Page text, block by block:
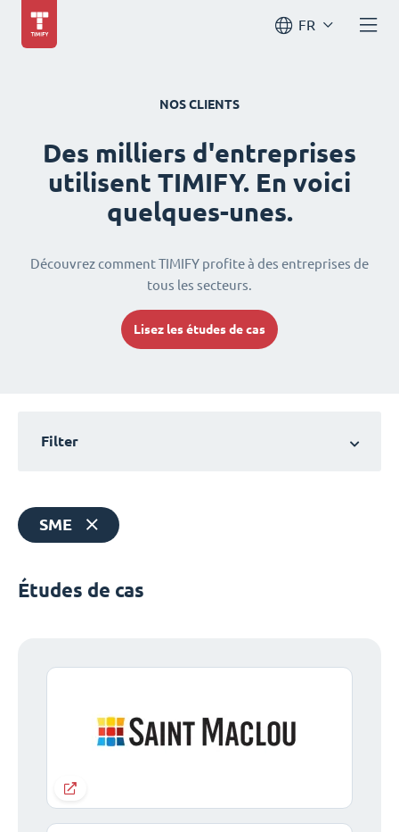
FR
NOS CLIENTS
Des milliers d'entreprises
utilisent TIMIFY. En voici
quelques-unes.
Découvrez comment TIMIFY profite à des entreprises de
tous les secteurs.
Lisez les études de cas
Filter
SME
Études de cas